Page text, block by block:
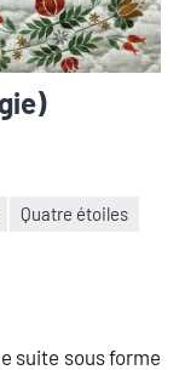
Quatre étoiles
suite sous forme